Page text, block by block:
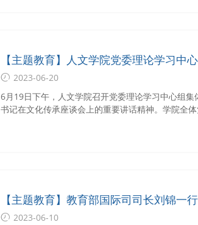
【主题教育】人文学院党委理论学习中
文化传承发展座谈会上的重要讲话精神
2023-06-20
6月19日下午，人文学院召开党委理论学习中心组
书记在文化传承座谈会上的重要讲话精神。学院全
【主题教育】教育部国际司司长刘锦一
2023-06-10